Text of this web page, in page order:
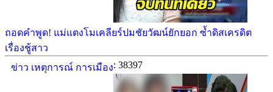
ถอดคำพูด! แม่แตงโมเคลียร์ปมชัยวัฒน์ยักยอก ซ้ำดิสเครดิต
เรื่องชู้สาว
ข่าว เหตุการณ์ การเมือง: 38397